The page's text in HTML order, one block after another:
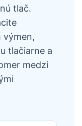
tlač.
výmen,
tlačiarne a
medzi